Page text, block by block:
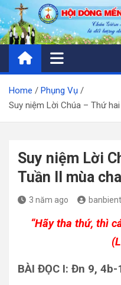
Skip
to
content
Home
Phụng Vụ
Suy niệm Lời Chúa – Thứ
Suy niệm Lời
Tuần II mùa
3 năm ago
“Hãy tha thứ, thì
BÀI ĐỌC I: Đn 9, 4b-